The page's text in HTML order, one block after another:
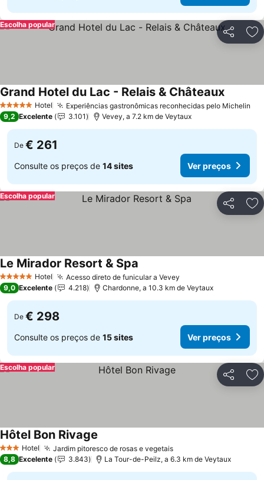
Partilhar
Escolha popular
5 Estrelas Hotel Experiências gastronômicas reconhecidas pelo Michelin
Grand Hotel du Lac - Relais & ChâteauxVer
9,2 Excelente 3.101 Vevey, a 7.2 km de Veytaux
De € 261
Consulte os preços de 14 sites Ver preços
Partilhar
Escolha popular
5 Estrelas Hotel Acesso direto de funicular a Vevey
Le Mirador Resort & Spa
9,0 Excelente 4.218 Chardonne, a 10.3 km de Veytaux
De € 298
Consulte os preços de 15 sites Ver preços
Partilhar
Escolha popular
3 EstrelasHotel Jardim pitoresco de rosas e vegetaisVer preços
Hôtel Bon Rivage
8,8 Excelente 3.843 La Tour-de-Peilz, a 6.3 km de Veytaux